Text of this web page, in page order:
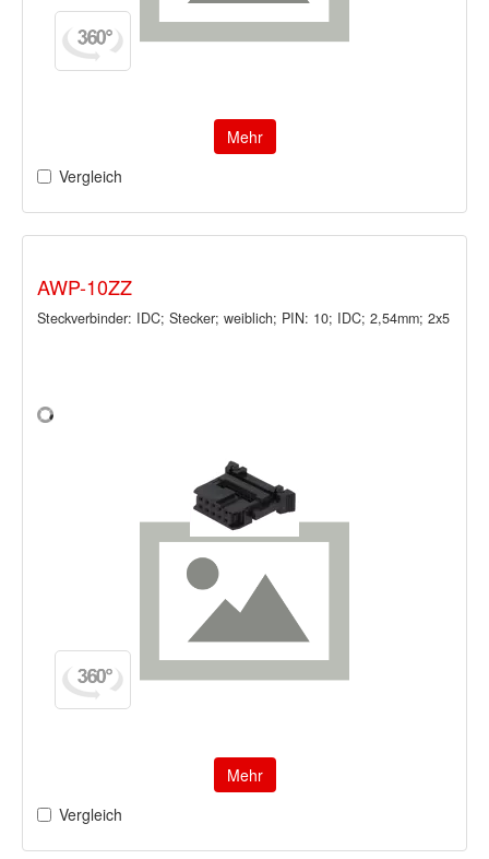
Mehr
Vergleich
AWP-10ZZ
Steckverbinder: IDC; Stecker; weiblich; PIN: 10; IDC; 2,54mm; 2x5
Mehr
Vergleich